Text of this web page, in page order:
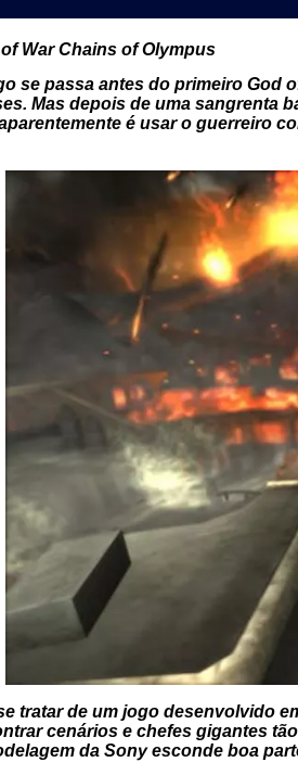
War Chains of Olympus
se passa antes do primeiro God
Mas depois de uma sangrenta
é usar o guerreiro
tratar de um jogo desenvolvido
cenários e chefes gigantes
da Sony esconde boa